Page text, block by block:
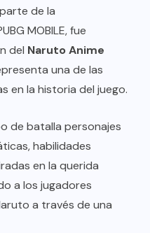
de la
MOBILE, fue
del Naruto Anime
una de las
en la historia del juego.
de batalla personajes
habilidades
en la querida
a los jugadores
a través de una